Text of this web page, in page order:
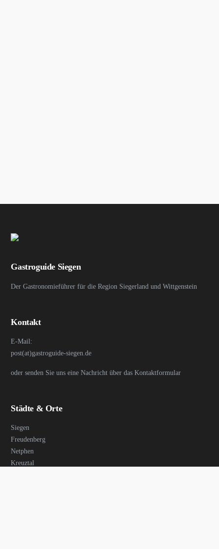
Gastroguide Siegen
Der Gastronomieführer für die Region Siegerland und Wittgenstein
Kontakt
E-Mail:
post(at)gastroguide-siegen.de
oder senden Sie uns eine Nachricht über das Kontaktformular
Städte & Orte
Siegen
Freudenberg
Netphen
Kreuztal